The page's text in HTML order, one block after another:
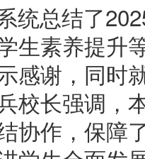
统总结了
生素养提升
感谢，同时
校长强调，
协作，保障